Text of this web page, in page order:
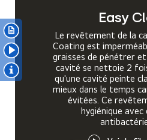
Easy
Le revêtement de la
Coating est
graisses de pénétrer
cavité se nettoie 2
qu'une cavité peinte
mieux dans le temps
évitées. Ce
hygiénique